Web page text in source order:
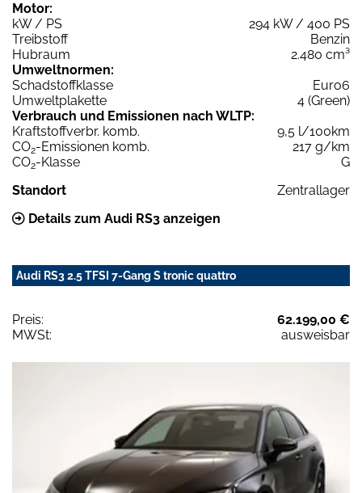
Motor:
kW / PS
294 kW / 400 PS
Treibstoff
Benzin
Hubraum
2.480 cm³
Umweltnormen:
Schadstoffklasse
Euro6
Umweltplakette
4 (Green)
Verbrauch und Emissionen nach WLTP:
Kraftstoffverbr. komb.
9,5 l/100km
CO2-Emissionen komb.
217 g/km
CO2-Klasse
G
Standort
Zentrallager
Details zum Audi RS3 anzeigen
Audi RS3 2.5 TFSI 7-Gang S tronic quattro
Preis:
62.199,00 €
MWSt:
ausweisbar